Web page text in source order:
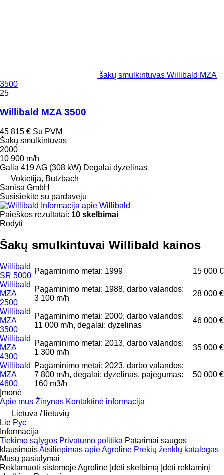
šakų smulkintuvas Willibald MZA
3500
25
Willibald MZA 3500
45 815 € Su PVM
Šakų smulkintuvas
2000
10 900 m/h
Galia 419 AG (308 kW) Degalai dyzelinas
Vokietija, Butzbach
Sanisa GmbH
Susisiekite su pardavėju
Informacija apie Willibald
Paieškos rezultatai: 10 skelbimai
Rodyti
Šakų smulkintuvai Willibald kainos
Willibald
SR 5000
Pagaminimo metai: 1999
15 000 €
Willibald
MZA
2500
Pagaminimo metai: 1988, darbo valandos:
3 100 m/h
28 000 €
Willibald
MZA
3500
Pagaminimo metai: 2000, darbo valandos:
11 000 m/h, degalai: dyzelinas
46 000 €
Willibald
MZA
4300
Pagaminimo metai: 2013, darbo valandos:
1 300 m/h
35 000 €
Willibald
MZA
4600
Pagaminimo metai: 2023, darbo valandos:
7 800 m/h, degalai: dyzelinas, pajėgumas:
160 m3/h
50 000 €
Įmonė
Apie mus Žinynas Kontaktinė informacija
Lietuva / lietuvių
Lie Рус
Informacija
Tiekimo sąlygos Privatumo politika Patarimai saugos
klausimaisAtsiliepimas apie Agroline Prekių ženklų katalogas
Mūsų pasiūlymai
Reklamuoti sistemoje Agroline Įdėti skelbimą Įdėti reklaminį